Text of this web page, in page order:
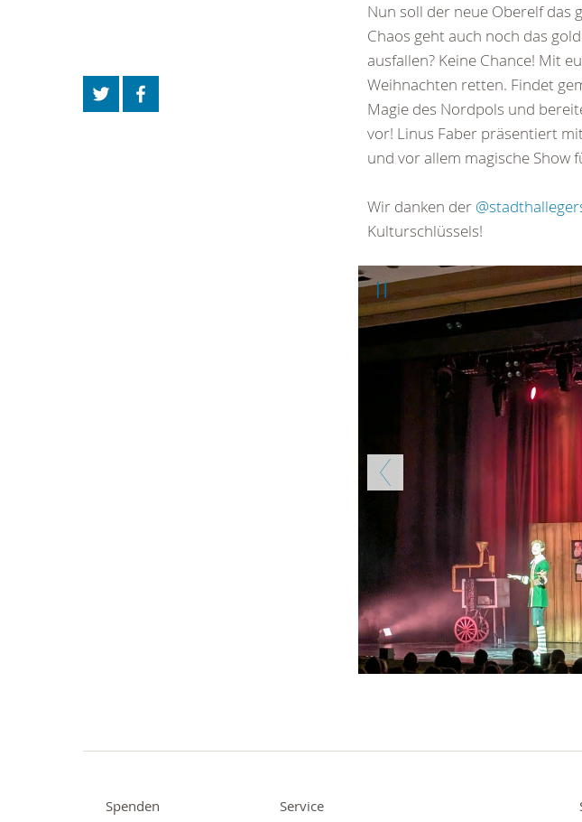
Nun soll der neue Oberelf das
Chaos geht auch noch das
ausfallen? Keine Chance! Mit
Weihnachten retten. Findet
Magie des Nordpols und
vor! Linus Faber präsentiert
und vor allem magische Show
Wir danken der
Kulturschlüssels!
Weiter
Zurück
Spenden Service